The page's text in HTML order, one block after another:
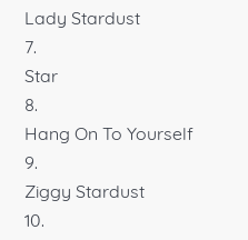
Lady Stardust
Star
Hang On To Yourself
Ziggy Stardust